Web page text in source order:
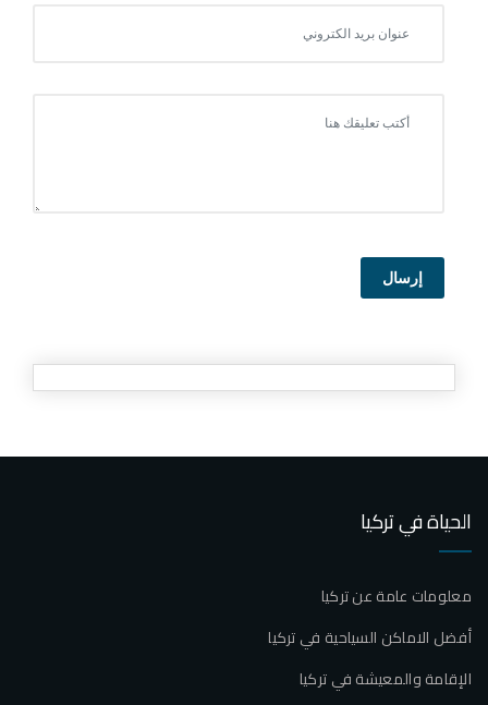
إرسال
الحياة في تركيا
معلومات عامة عن تركيا
أفضل الاماكن السياحية في تركيا
الإقامة والمعيشة في تركيا